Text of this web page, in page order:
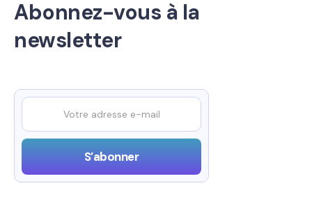
Abonnez-vous à la
newsletter